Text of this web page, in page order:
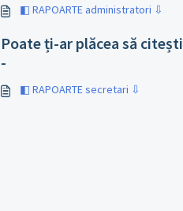
◧ RAPOARTE administratori ⇩
Poate ți-ar plăcea să citești
-
◧ RAPOARTE secretari ⇩